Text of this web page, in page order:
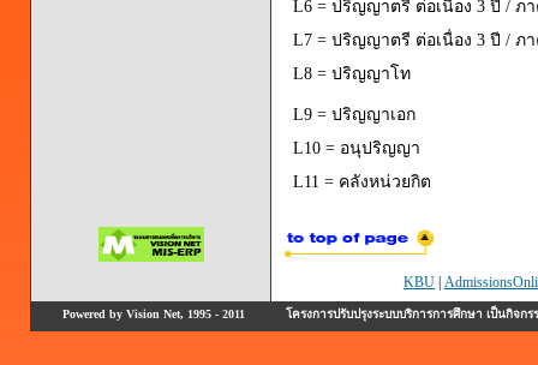
L6 = ปริญญาตรี ต่อเนื่อง 3 ปี / ภ
L7 = ปริญญาตรี ต่อเนื่อง 3 ปี / ภ
L8 = ปริญญาโท
L9 = ปริญญาเอก
L10 = อนุปริญญา
L11 = คลังหน่วยกิต
KBU
Powered by Vision Net, 1995 - 2011 โครงการปรับปรุงระบบบริการการศึกษา เป็นกิ